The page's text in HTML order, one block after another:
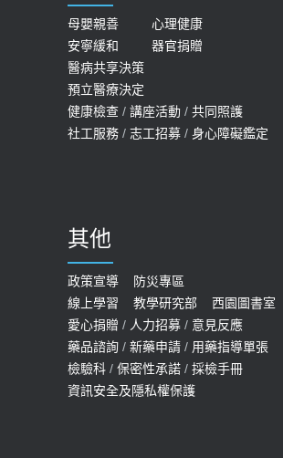
母嬰親善
心理健康
安寧緩和
器官捐贈
醫病共享決策
預立醫療決定
健康檢查 / 講座活動 / 共同照護
社工服務 / 志工招募 / 身心障礙鑑定
其他
政策宣導
防災專區
線上學習
教學研究部
西園圖書室
愛心捐贈 / 人力招募 / 意見反應
藥品諮詢 / 新藥申請 / 用藥指導單張
檢驗科 / 保密性承諾 / 採檢手冊
資訊安全及隱私權保護